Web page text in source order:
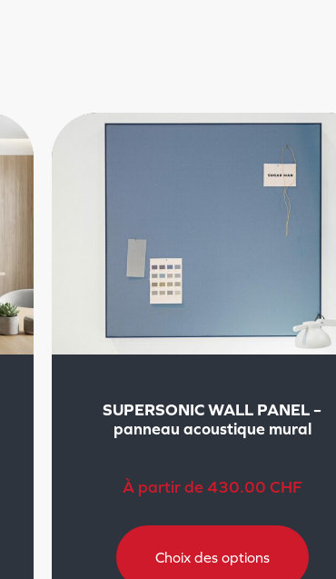
SUPERSONIC WALL PANEL –
panneau acoustique mural
À partir de430.00 CHF
Choix des options